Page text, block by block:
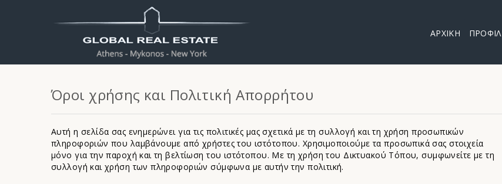
ΑΡΧΙΚΗ ΠΡΟΦΙΛ
Όροι χρήσης και Πολιτική Απορρήτου
Αυτή η σελίδα σας ενημερώνει για τις πολιτικές μας σχετικά με τη συλλογή και τη χρήση προσωπικών
πληροφοριών που λαμβάνουμε από χρήστες του ιστότοπου. Χρησιμοποιούμε τα προσωπικά σας στοιχεία
μόνο για την παροχή και τη βελτίωση του ιστότοπου. Με τη χρήση του Δικτυακού Τόπου, συμφωνείτε με τη
συλλογή και χρήση των πληροφοριών σύμφωνα με αυτήν την πολιτική.